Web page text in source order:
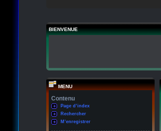
BIENVENUE
MENU
Contenu
Page d’index
Rechercher
M’enregistrer